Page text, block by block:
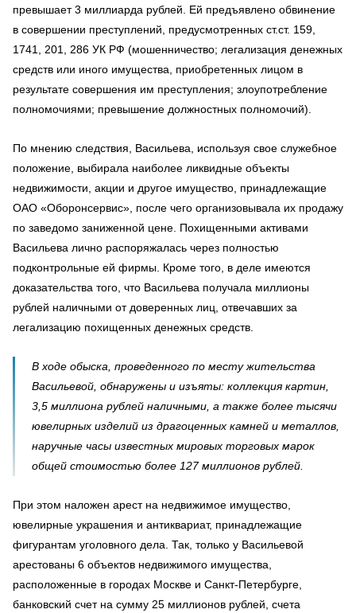
превышает 3 миллиарда рублей. Ей предъявлено обвинение
в совершении преступлений, предусмотренных ст.ст. 159,
1741, 201, 286 УК РФ (мошенничество; легализация денежных
средств или иного имущества, приобретенных лицом в
результате совершения им преступления; злоупотребление
полномочиями; превышение должностных полномочий).
По мнению следствия, Васильева, используя свое служебное
положение, выбирала наиболее ликвидные объекты
недвижимости, акции и другое имущество, принадлежащие
ОАО «Оборонсервис», после чего организовывала их продажу
по заведомо заниженной цене. Похищенными активами
Васильева лично распоряжалась через полностью
подконтрольные ей фирмы. Кроме того, в деле имеются
доказательства того, что Васильева получала миллионы
рублей наличными от доверенных лиц, отвечавших за
легализацию похищенных денежных средств.
В ходе обыска, проведенного по месту жительства
Васильевой, обнаружены и изъяты: коллекция картин,
3,5 миллиона рублей наличными, а также более тысячи
ювелирных изделий из драгоценных камней и металлов,
наручные часы известных мировых торговых марок
общей стоимостью более 127 миллионов рублей.
При этом наложен арест на недвижимое имущество,
ювелирные украшения и антиквариат, принадлежащие
фигурантам уголовного дела. Так, только у Васильевой
арестованы 6 объектов недвижимого имущества,
расположенные в городах Москве и Санкт-Петербурге,
банковский счет на сумму 25 миллионов рублей, счета